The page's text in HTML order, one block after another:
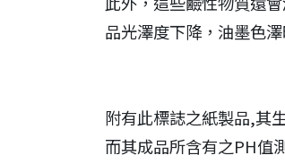
品光澤度下降，油墨色澤
附有此標誌之紙製品,其
而其成品所含有之PH值